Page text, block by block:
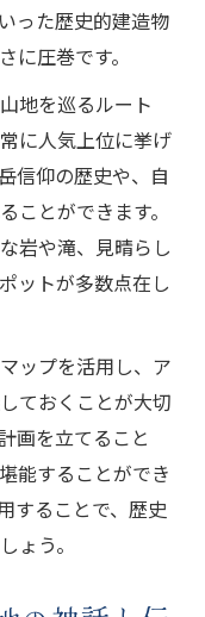
った歴史的建造物
に圧巻です。
地を巡るルート
に人気上位に挙げ
信仰の歴史や、自
ことができます。
岩や滝、見晴らし
ットが多数点在し
ップを活用し、ア
ておくことが大切
画を立てること
能することができ
することで、歴史
ょう。